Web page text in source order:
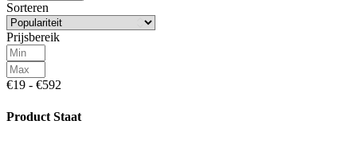
Sorteren
Prijsbereik
€19 - €592
Product Staat